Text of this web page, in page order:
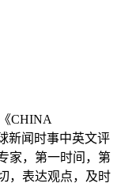
CHINA
新闻时事中英文评
家，第一时间，第
，表达观点，及时